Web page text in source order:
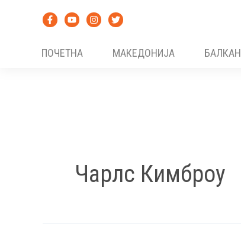
ПОЧЕТНА
МАКЕДОНИЈА БАЛКАН
Чарлс Кимброу